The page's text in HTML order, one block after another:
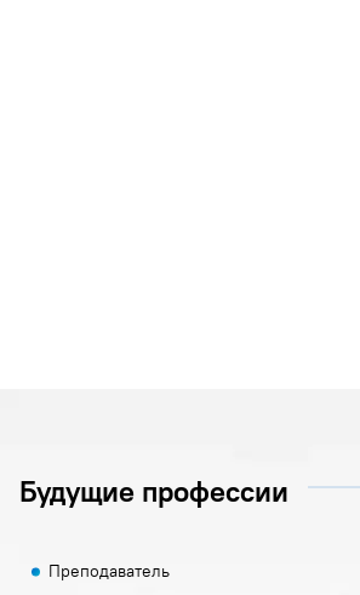
Будущие профессии
Преподаватель